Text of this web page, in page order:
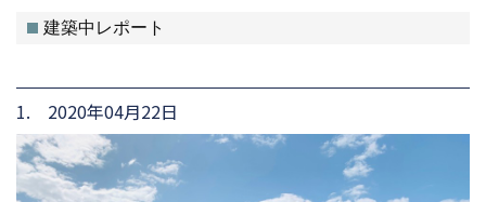
建築中レポート
1. 2020年04月22日